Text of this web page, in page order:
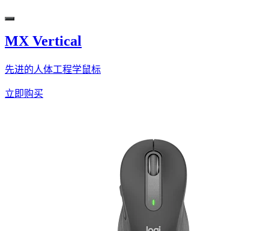
MX Vertical
先进的人体工程学鼠标
立即购买